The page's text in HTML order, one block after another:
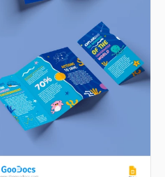
Brochure sur la santé